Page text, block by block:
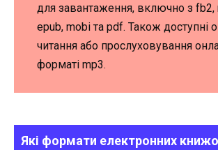
для завантаження, включно з fb2,
epub, mobi та pdf. Також доступні
читання або прослуховування
форматі mp3.
Які формати електронних